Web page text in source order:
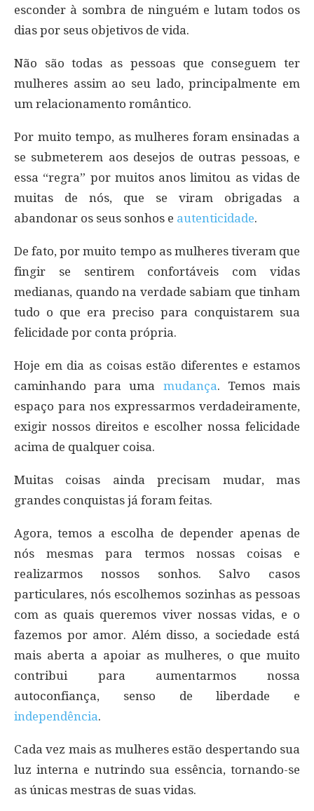
esconder à sombra de ninguém e lutam todos os
dias por seus objetivos de vida.
Não são todas as pessoas que conseguem ter
mulheres assim ao seu lado, principalmente em
um relacionamento romântico.
Por muito tempo, as mulheres foram ensinadas a
se submeterem aos desejos de outras pessoas, e
essa “regra” por muitos anos limitou as vidas de
muitas de nós, que se viram obrigadas a
abandonar os seus sonhos e autenticidade.
De fato, por muito tempo as mulheres tiveram que
fingir se sentirem confortáveis com vidas
medianas, quando na verdade sabiam que tinham
tudo o que era preciso para conquistarem sua
felicidade por conta própria.
Hoje em dia as coisas estão diferentes e estamos
caminhando para uma mudança. Temos mais
espaço para nos expressarmos verdadeiramente,
exigir nossos direitos e escolher nossa felicidade
acima de qualquer coisa.
Muitas coisas ainda precisam mudar, mas
grandes conquistas já foram feitas.
Agora, temos a escolha de depender apenas de
nós mesmas para termos nossas coisas e
realizarmos nossos sonhos. Salvo casos
particulares, nós escolhemos sozinhas as pessoas
com as quais queremos viver nossas vidas, e o
fazemos por amor. Além disso, a sociedade está
mais aberta a apoiar as mulheres, o que muito
contribui para aumentarmos nossa
autoconfiança, senso de liberdade e
independência.
Cada vez mais as mulheres estão despertando sua
luz interna e nutrindo sua essência, tornando-se
as únicas mestras de suas vidas.